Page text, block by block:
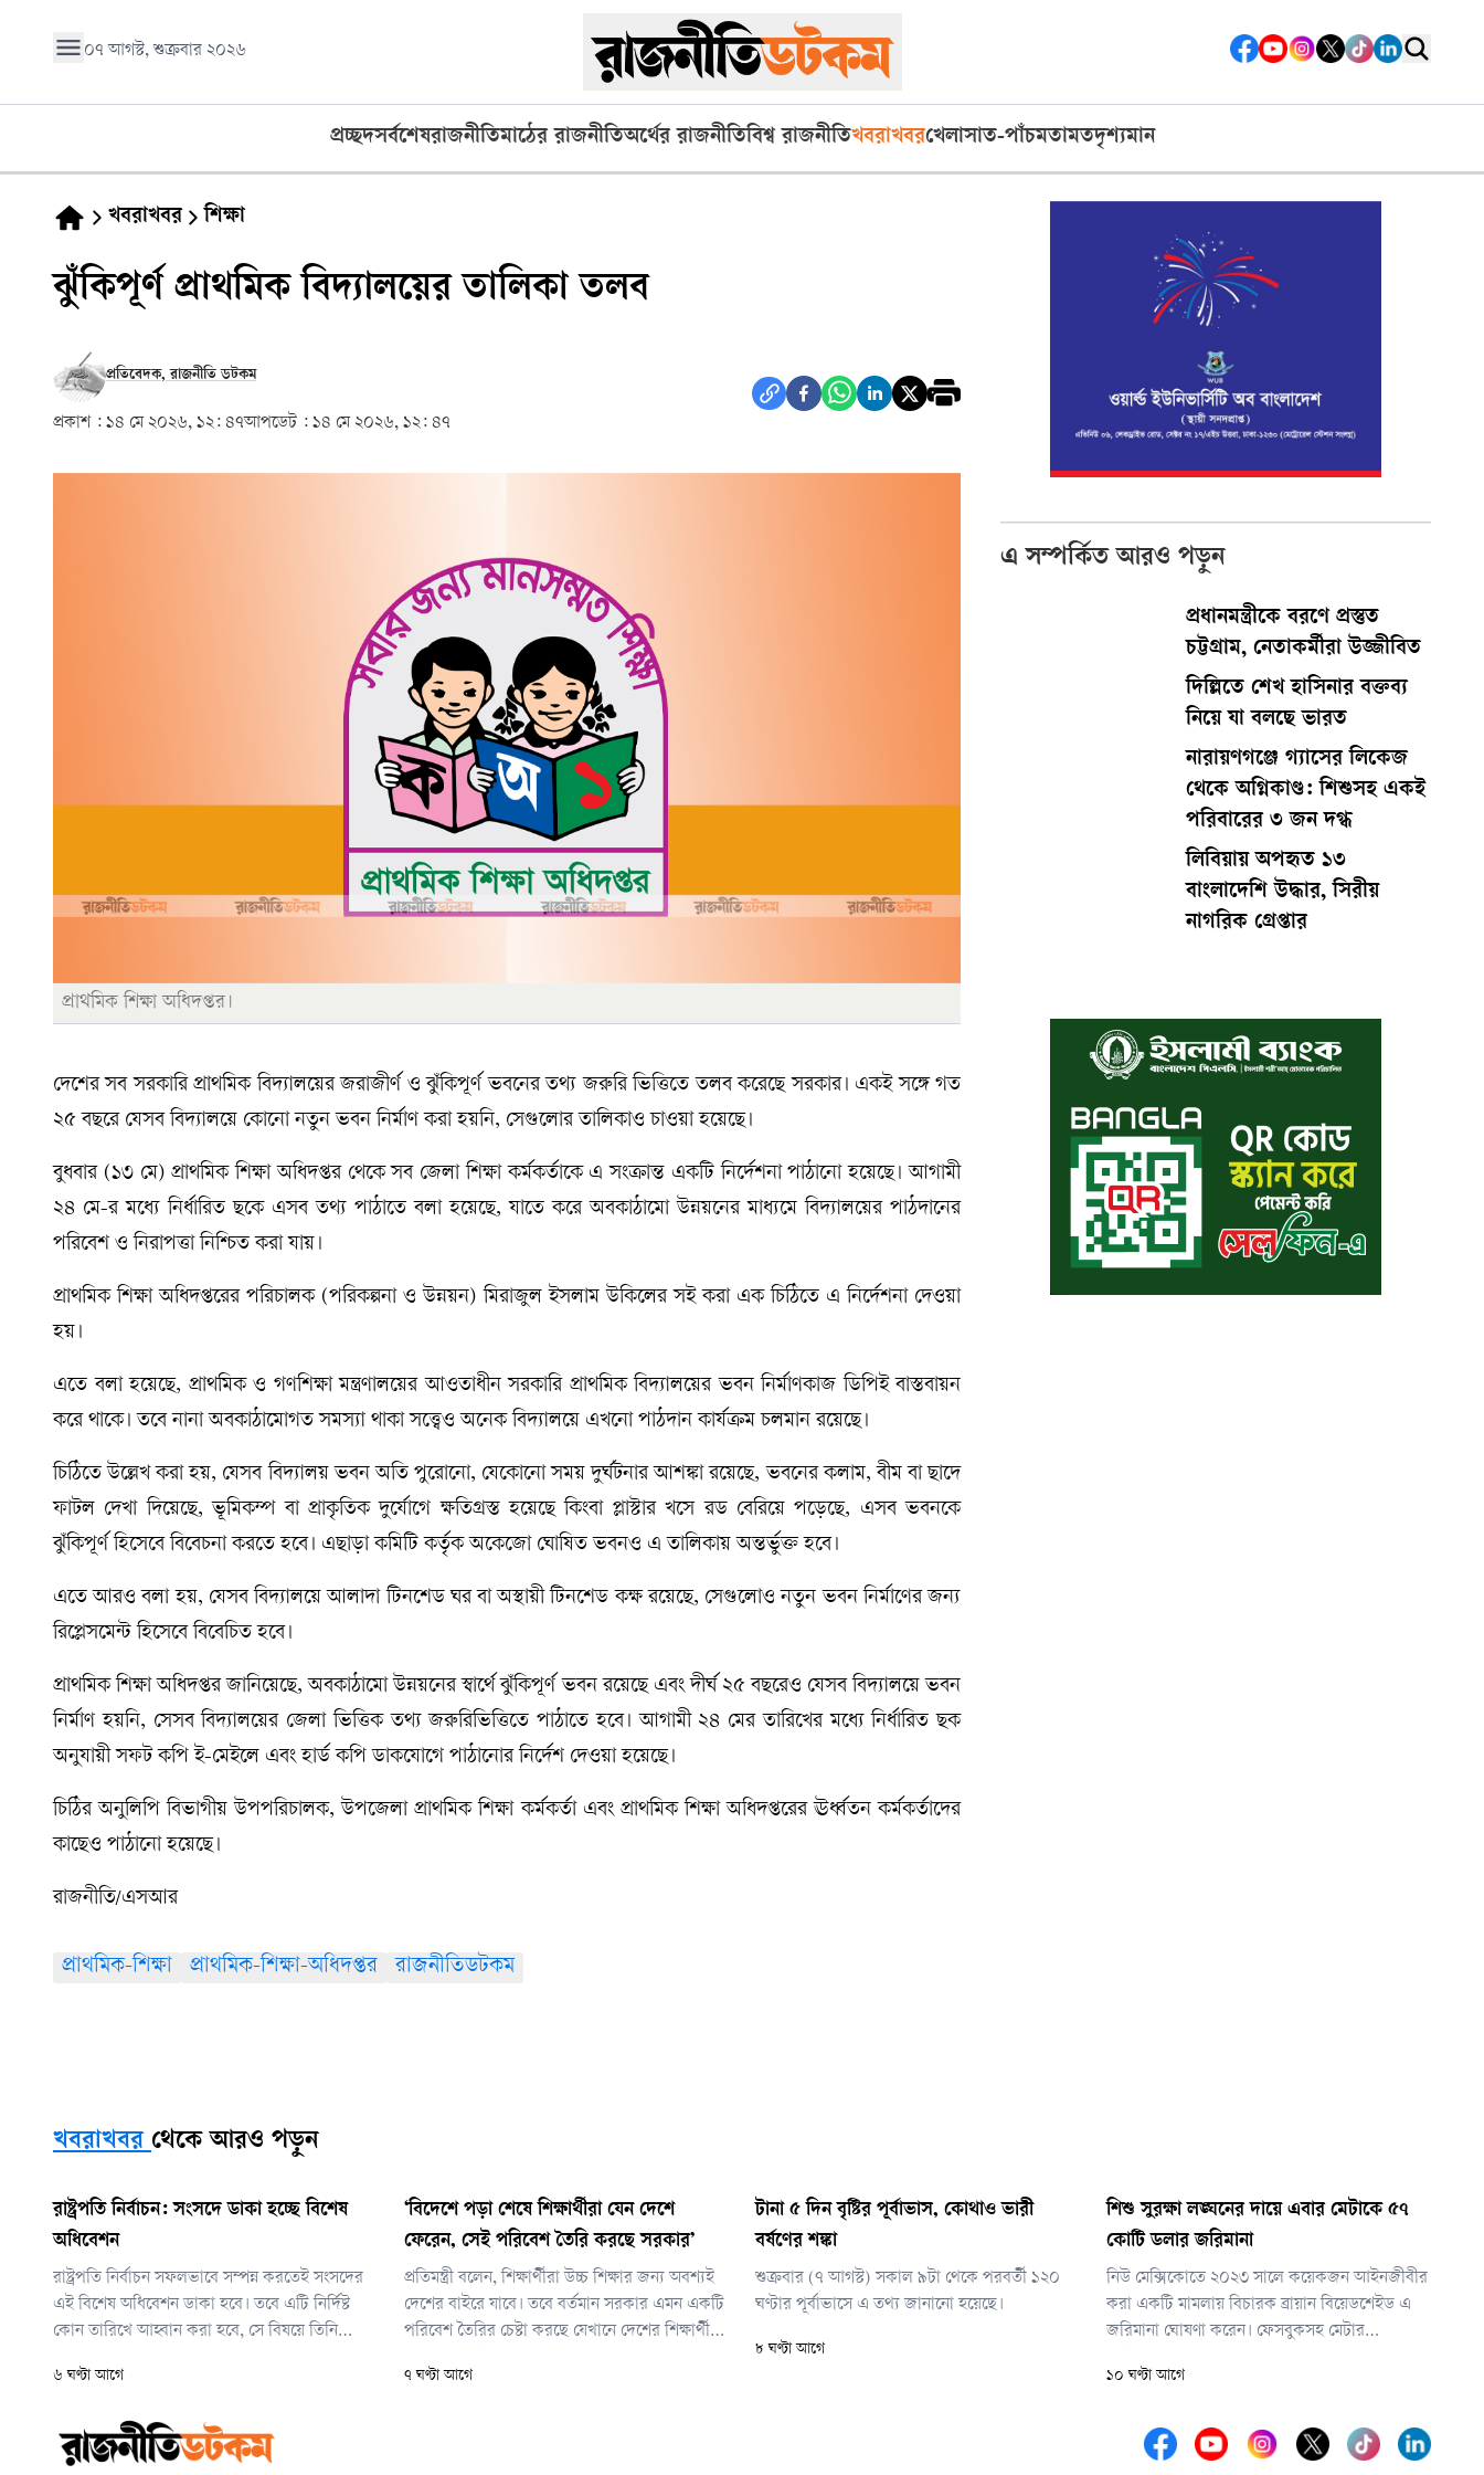
০৭ আগস্ট, শুক্রবার ২০২৬
প্রচ্ছদসর্বশেষরাজনীতিমাঠের রাজনীতিঅর্থের রাজনীতিবিশ্ব রাজনীতিখবরাখবরখেলাসাত-পাঁচমতামতদৃশ্যমান
খবরাখবর শিক্ষা
ঝুঁকিপূর্ণ প্রাথমিক বিদ্যালয়ের তালিকা তলব
প্রতিবেদক, রাজনীতি ডটকম
প্রকাশ : ১৪ মে ২০২৬, ১২: ৪৭আপডেট : ১৪ মে ২০২৬, ১২: ৪৭
প্রাথমিক শিক্ষা অধিদপ্তর।
দেশের সব সরকারি প্রাথমিক বিদ্যালয়ের জরাজীর্ণ ও ঝুঁকিপূর্ণ ভবনের তথ্য জরুরি ভিত্তিতে তলব করেছে সরকার। একই সঙ্গে গত
২৫ বছরে যেসব বিদ্যালয়ে কোনো নতুন ভবন নির্মাণ করা হয়নি, সেগুলোর তালিকাও চাওয়া হয়েছে।
বুধবার (১৩ মে) প্রাথমিক শিক্ষা অধিদপ্তর থেকে সব জেলা শিক্ষা কর্মকর্তাকে এ সংক্রান্ত একটি নির্দেশনা পাঠানো হয়েছে। আগামী
২৪ মে-র মধ্যে নির্ধারিত ছকে এসব তথ্য পাঠাতে বলা হয়েছে, যাতে করে অবকাঠামো উন্নয়নের মাধ্যমে বিদ্যালয়ের পাঠদানের
পরিবেশ ও নিরাপত্তা নিশ্চিত করা যায়।
প্রাথমিক শিক্ষা অধিদপ্তরের পরিচালক (পরিকল্পনা ও উন্নয়ন) মিরাজুল ইসলাম উকিলের সই করা এক চিঠিতে এ নির্দেশনা দেওয়া
হয়।
এতে বলা হয়েছে, প্রাথমিক ও গণশিক্ষা মন্ত্রণালয়ের আওতাধীন সরকারি প্রাথমিক বিদ্যালয়ের ভবন নির্মাণকাজ ডিপিই বাস্তবায়ন
করে থাকে। তবে নানা অবকাঠামোগত সমস্যা থাকা সত্ত্বেও অনেক বিদ্যালয়ে এখনো পাঠদান কার্যক্রম চলমান রয়েছে।
চিঠিতে উল্লেখ করা হয়, যেসব বিদ্যালয় ভবন অতি পুরোনো, যেকোনো সময় দুর্ঘটনার আশঙ্কা রয়েছে, ভবনের কলাম, বীম বা ছাদে
ফাটল দেখা দিয়েছে, ভূমিকম্প বা প্রাকৃতিক দুর্যোগে ক্ষতিগ্রস্ত হয়েছে কিংবা প্লাস্টার খসে রড বেরিয়ে পড়েছে, এসব ভবনকে
ঝুঁকিপূর্ণ হিসেবে বিবেচনা করতে হবে। এছাড়া কমিটি কর্তৃক অকেজো ঘোষিত ভবনও এ তালিকায় অন্তর্ভুক্ত হবে।
এতে আরও বলা হয়, যেসব বিদ্যালয়ে আলাদা টিনশেড ঘর বা অস্থায়ী টিনশেড কক্ষ রয়েছে, সেগুলোও নতুন ভবন নির্মাণের জন্য
রিপ্লেসমেন্ট হিসেবে বিবেচিত হবে।
প্রাথমিক শিক্ষা অধিদপ্তর জানিয়েছে, অবকাঠামো উন্নয়নের স্বার্থে ঝুঁকিপূর্ণ ভবন রয়েছে এবং দীর্ঘ ২৫ বছরেও যেসব বিদ্যালয়ে ভবন
নির্মাণ হয়নি, সেসব বিদ্যালয়ের জেলা ভিত্তিক তথ্য জরুরিভিত্তিতে পাঠাতে হবে। আগামী ২৪ মের তারিখের মধ্যে নির্ধারিত ছক
অনুযায়ী সফট কপি ই-মেইলে এবং হার্ড কপি ডাকযোগে পাঠানোর নির্দেশ দেওয়া হয়েছে।
চিঠির অনুলিপি বিভাগীয় উপপরিচালক, উপজেলা প্রাথমিক শিক্ষা কর্মকর্তা এবং প্রাথমিক শিক্ষা অধিদপ্তরের ঊর্ধ্বতন কর্মকর্তাদের
কাছেও পাঠানো হয়েছে।
রাজনীতি/এসআর
প্রাথমিক-শিক্ষা প্রাথমিক-শিক্ষা-অধিদপ্তর রাজনীতিডটকম
এ সম্পর্কিত আরও পড়ুন
প্রধানমন্ত্রীকে বরণে প্রস্তুত
চট্টগ্রাম, নেতাকর্মীরা উজ্জীবিত
দিল্লিতে শেখ হাসিনার বক্তব্য
নিয়ে যা বলছে ভারত
নারায়ণগঞ্জে গ্যাসের লিকেজ
থেকে অগ্নিকাণ্ড: শিশুসহ একই
পরিবারের ৩ জন দগ্ধ
লিবিয়ায় অপহৃত ১৩
বাংলাদেশি উদ্ধার, সিরীয়
নাগরিক গ্রেপ্তার
খবরাখবর থেকে আরও পড়ুন
রাষ্ট্রপতি নির্বাচন: সংসদে ডাকা হচ্ছে বিশেষ
অধিবেশন
রাষ্ট্রপতি নির্বাচন সফলভাবে সম্পন্ন করতেই সংসদের
এই বিশেষ অধিবেশন ডাকা হবে। তবে এটি নির্দিষ্ট
কোন তারিখে আহ্বান করা হবে, সে বিষয়ে তিনি
৬ ঘণ্টা আগে
‘বিদেশে পড়া শেষে শিক্ষার্থীরা যেন দেশে
ফেরেন, সেই পরিবেশ তৈরি করছে সরকার’
প্রতিমন্ত্রী বলেন, শিক্ষার্থীরা উচ্চ শিক্ষার জন্য অবশ্যই
দেশের বাইরে যাবে। তবে বর্তমান সরকার এমন একটি
পরিবেশ তৈরির চেষ্টা করছে যেখানে দেশের শিক্ষার্থীরা
৭ ঘণ্টা আগে
টানা ৫ দিন বৃষ্টির পূর্বাভাস, কোথাও ভারী
বর্ষণের শঙ্কা
শুক্রবার (৭ আগস্ট) সকাল ৯টা থেকে পরবর্তী ১২০
ঘণ্টার পূর্বাভাসে এ তথ্য জানানো হয়েছে।
৮ ঘণ্টা আগে
শিশু সুরক্ষা লঙ্ঘনের দায়ে এবার মেটাকে ৫৭
কোটি ডলার জরিমানা
নিউ মেক্সিকোতে ২০২৩ সালে কয়েকজন আইনজীবীর
করা একটি মামলায় বিচারক ব্রায়ান বিয়েডশেইড এ
জরিমানা ঘোষণা করেন। ফেসবুকসহ মেটার
উত্তেজক উপাদান ও যৌন শিকারীদের সংস্পর্শে
দাবি করা হয়েছিল মামলায়।
১০ ঘণ্টা আগে